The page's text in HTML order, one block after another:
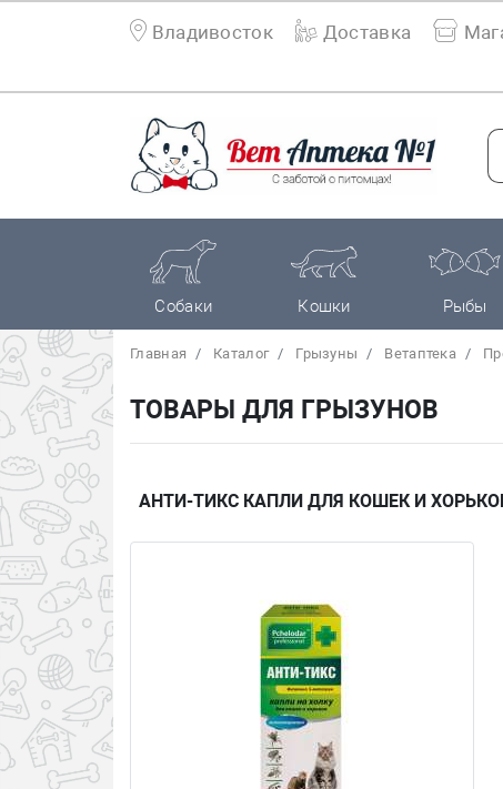
Владивосток Доставка
Собаки Кошки Рыбы
Главная Каталог Грызуны Bетаптека
ТОВАРЫ ДЛЯ ГРЫЗУНОВ
АНТИ-ТИКС КАПЛИ ДЛЯ КОШЕК И